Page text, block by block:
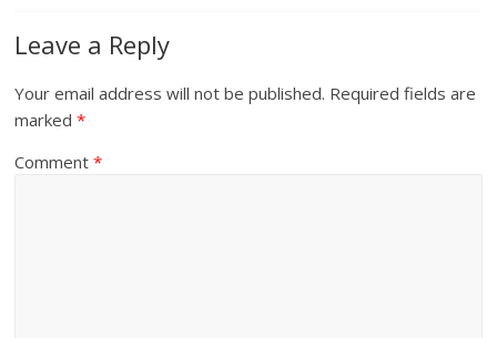
Leave a Reply
Your email address will not be published. Required fields are
marked*
Comment*